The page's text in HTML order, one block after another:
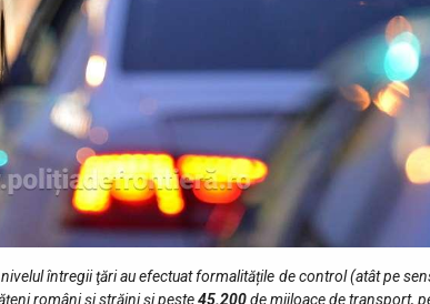
întregii ţări au efectuat formalitățile de control (atât pe
români și străini și peste45.200de mijloace de transport,